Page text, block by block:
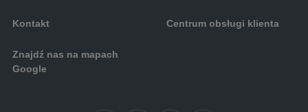
Kontakt Centrum obsługi klienta
Znajdź nas na mapach
Google